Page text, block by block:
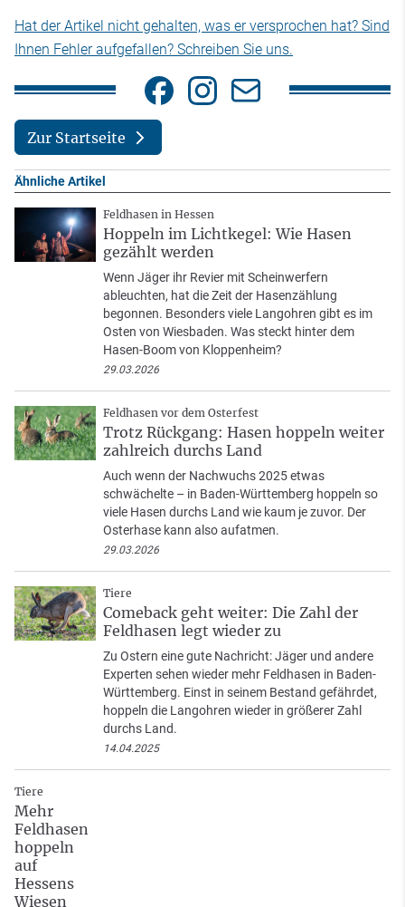
Hat der Artikel nicht gehalten, was er versprochen hat? Sind
Ihnen Fehler aufgefallen? Schreiben Sie uns.
Zur Startseite
Ähnliche Artikel
Feldhasen in Hessen
Hoppeln im Lichtkegel: Wie Hasen
gezählt werden
Wenn Jäger ihr Revier mit Scheinwerfern
ableuchten, hat die Zeit der Hasenzählung
begonnen. Besonders viele Langohren gibt es im
Osten von Wiesbaden. Was steckt hinter dem
Hasen-Boom von Kloppenheim?
29.03.2026
Feldhasen vor dem Osterfest
Trotz Rückgang: Hasen hoppeln weiter
zahlreich durchs Land
Auch wenn der Nachwuchs 2025 etwas
schwächelte – in Baden-Württemberg hoppeln so
viele Hasen durchs Land wie kaum je zuvor. Der
Osterhase kann also aufatmen.
29.03.2026
Tiere
Comeback geht weiter: Die Zahl der
Feldhasen legt wieder zu
Zu Ostern eine gute Nachricht: Jäger und andere
Experten sehen wieder mehr Feldhasen in Baden-
Württemberg. Einst in seinem Bestand gefährdet,
hoppeln die Langohren wieder in größerer Zahl
durchs Land.
14.04.2025
Tiere
Mehr
Feldhasen
hoppeln
auf
Hessens
Wiesen